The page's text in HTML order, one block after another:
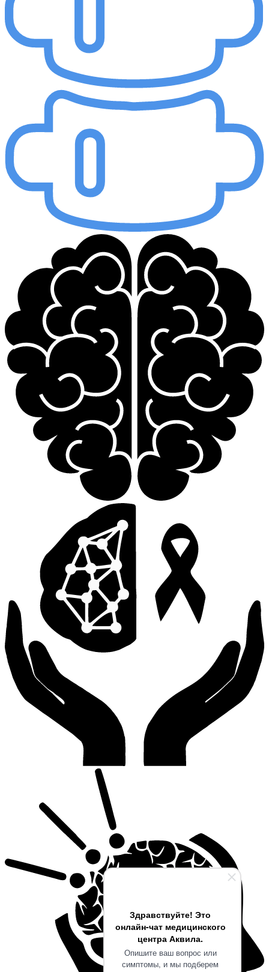
Здравствуйте! Это
онлайн-чат медицинского
центра Аквила.
Опишите ваш вопрос или
симптомы, и мы подберем